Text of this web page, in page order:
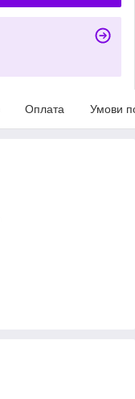
Оплата Умови